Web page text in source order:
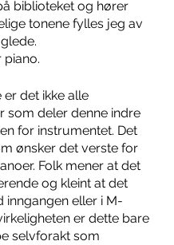
biblioteket og hører
tonene fylles jeg av
piano.
er det ikke alle
som deler denne indre
for instrumentet. Det
ønsker det verste for
Folk mener at det
og kleint at det
inngangen eller i M-
er dette bare
selvforakt som